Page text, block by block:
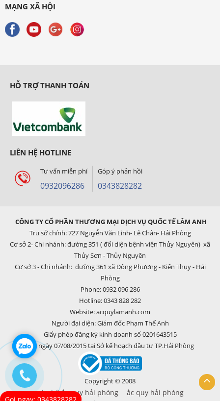
MẠNG XÃ HỘI
HỖ TRỢ THANH TOÁN
LIÊN HỆ HOTLINE
Tư vấn miễn phí
0932096286
Góp ý phản hồi
0343828282
CÔNG TY CỔ PHẦN THƯƠNG MẠI DỊCH VỤ QUỐC TẾ LÂM ANH
Trụ sở chính: 727 Nguyễn Văn Linh- Lê Chân- Hải Phòng
Cơ sở 2- Chi nhánh: đường 351 ( đối diện bệnh viện Thủy Nguyên) xã
Thủy Sơn - Thủy Nguyên
Cơ sở 3 - Chi nhánh: đường 361 xã Đông Phương - Kiến Thụy - Hải
Phòng
Phone: 0932 096 286
Hotline: 0343 828 282
Website: acquylamanh.com
Người đại diện: Giám đốc Phạm Thế Anh
Giấy phép đăng ký kinh doanh số 0201643515
cấp ngày 07/08/2015 tại Sở kế hoạch đầu tư TP.Hải Phòng
Copyright © 2008
cứu hộ ắc quy hải phòng
ắc quy hải phòng